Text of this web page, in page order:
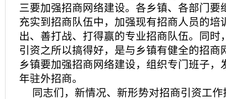
三要加强招商网络建设。各乡镇、各部门要
充实到招商队伍中，加强现有招商人员的培
出、善打战、打得赢的专业招商队伍。同时
引资之所以搞得好，是与乡镇有健全的招商
乡镇要加强招商网络建设，组织专门班子，
年驻外招商。
同志们，新情况、新形势对招商引资工